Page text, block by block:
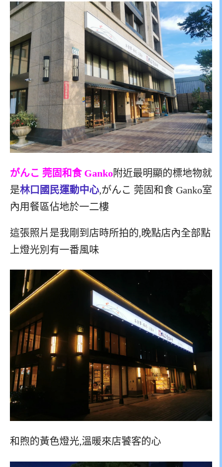
がんこ 莞固和食 Ganko附近最明顯的標地物就
是林口國民運動中心,がんこ 莞固和食 Ganko室
內用餐區佔地於一二樓
這張照片是我剛到店時所拍的,晚點店內全部點
上燈光別有一番風味
和煦的黃色燈光,溫暖來店饕客的心